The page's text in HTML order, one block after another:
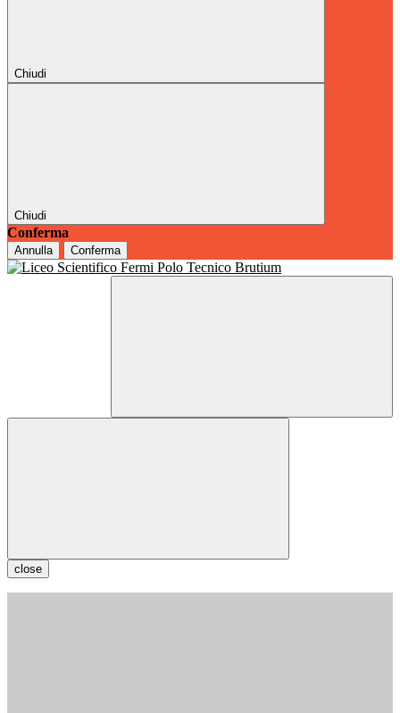
Chiudi
Chiudi
Conferma
Annulla Conferma
close